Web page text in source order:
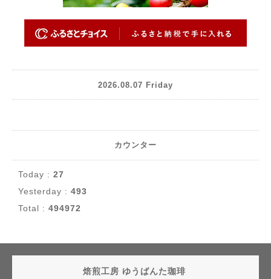
2026.08.07 Friday
カウンター
Today : 27
Yesterday : 493
Total : 494972
焙煎工房 ゆうばんた珈琲